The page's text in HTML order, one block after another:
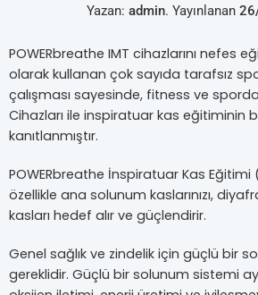
Yazan: admin. Yayınlanan
POWERbreathe IMT cihazlarını nefes
olarak kullanan çok sayıda tarafsız
çalışması sayesinde, fitness ve
Cihazları ile inspiratuar kas eğitiminin
kanıtlanmıştır.
POWERbreathe İnspiratuar Kas Eğitimi
özellikle ana solunum kaslarınızı,
kasları hedef alır ve güçlendirir.
Genel sağlık ve zindelik için güçlü bir
gereklidir. Güçlü bir solunum sistemi